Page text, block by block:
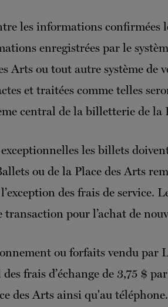
les informations confirmées
enregistrées par le
Arts ou tout autre système de
et traitées comme telles
central de la billetterie de la
les billets
ou de la Place des Arts
des frais de service.
transaction pour l’achat de
ou forfaits vendu par
frais d’échange de 3,75 $
des Arts ainsi qu'au